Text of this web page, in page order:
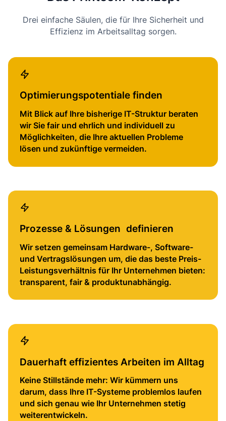
Drei einfache Säulen, die für Ihre Sicherheit und
Effizienz im Arbeitsalltag sorgen.
Optimierungspotentiale finden
Mit Blick auf Ihre bisherige IT-Struktur beraten
wir Sie fair und ehrlich und individuell zu
Möglichkeiten, die Ihre aktuellen Probleme
lösen und zukünftige vermeiden.
Prozesse & Lösungen definieren
Wir setzen gemeinsam Hardware-, Software-
und Vertragslösungen um, die das beste Preis-
Leistungsverhältnis für Ihr Unternehmen bieten:
transparent, fair & produktunabhängig.
Dauerhaft effizientes Arbeiten im Alltag
Keine Stillstände mehr: Wir kümmern uns
darum, dass Ihre IT-Systeme problemlos laufen
und sich genau wie Ihr Unternehmen stetig
weiterentwickeln.